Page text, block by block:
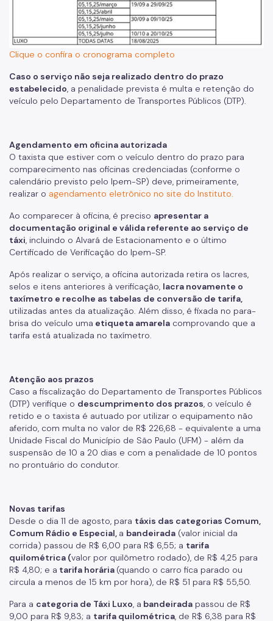
Clique o confira o cronograma completo
Caso o serviço não seja realizado dentro do prazo
estabelecido, a penalidade prevista é multa e retenção do
veículo pelo Departamento de Transportes Públicos (DTP).
Agendamento em oficina autorizada
O taxista que estiver com o veículo dentro do prazo para
comparecimento nas oficinas credenciadas (conforme o
calendário previsto pelo Ipem-SP) deve, primeiramente,
realizar o agendamento eletrônico no site do Instituto.
Ao comparecer à oficina, é preciso apresentar a
documentação original e válida referente ao serviço de
táxi, incluindo o Alvará de Estacionamento e o último
Certificado de Verificação do Ipem-SP.
Após realizar o serviço, a oficina autorizada retira os lacres,
selos e itens anteriores à verificação, lacra novamente o
taxímetro e recolhe as tabelas de conversão de tarifa,
utilizadas antes da atualização. Além disso, é fixada no para-
brisa do veículo uma etiqueta amarela comprovando que a
tarifa está atualizada no taxímetro.
Atenção aos prazos
Caso a fiscalização do Departamento de Transportes Públicos
(DTP) verifique o descumprimento dos prazos, o veículo é
retido e o taxista é autuado por utilizar o equipamento não
aferido, com multa no valor de R$ 226,68 - equivalente a uma
Unidade Fiscal do Município de São Paulo (UFM) - além da
suspensão de 10 a 20 dias e com a penalidade de 10 pontos
no prontuário do condutor.
Novas tarifas
Desde o dia 11 de agosto, para táxis das categorias Comum,
Comum Rádio e Especial, a bandeirada (valor inicial da
corrida) passou de R$ 6,00 para R$ 6,55; a tarifa
quilométrica (valor por quilômetro rodado), de R$ 4,25 para
R$ 4,80; e a tarifa horária (quando o carro fica parado ou
circula a menos de 15 km por hora), de R$ 51 para R$ 55,50.
Para a categoria de Táxi Luxo, a bandeirada passou de R$
9,00 para R$ 9,83; a tarifa quilométrica, de R$ 6,38 para R$